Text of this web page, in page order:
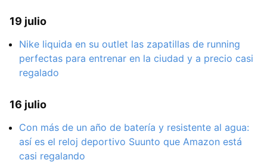
19 julio
Nike liquida en su outlet las zapatillas de running
perfectas para entrenar en la ciudad y a precio casi
regalado
16 julio
Con más de un año de batería y resistente al agua:
así es el reloj deportivo Suunto que Amazon está
casi regalando